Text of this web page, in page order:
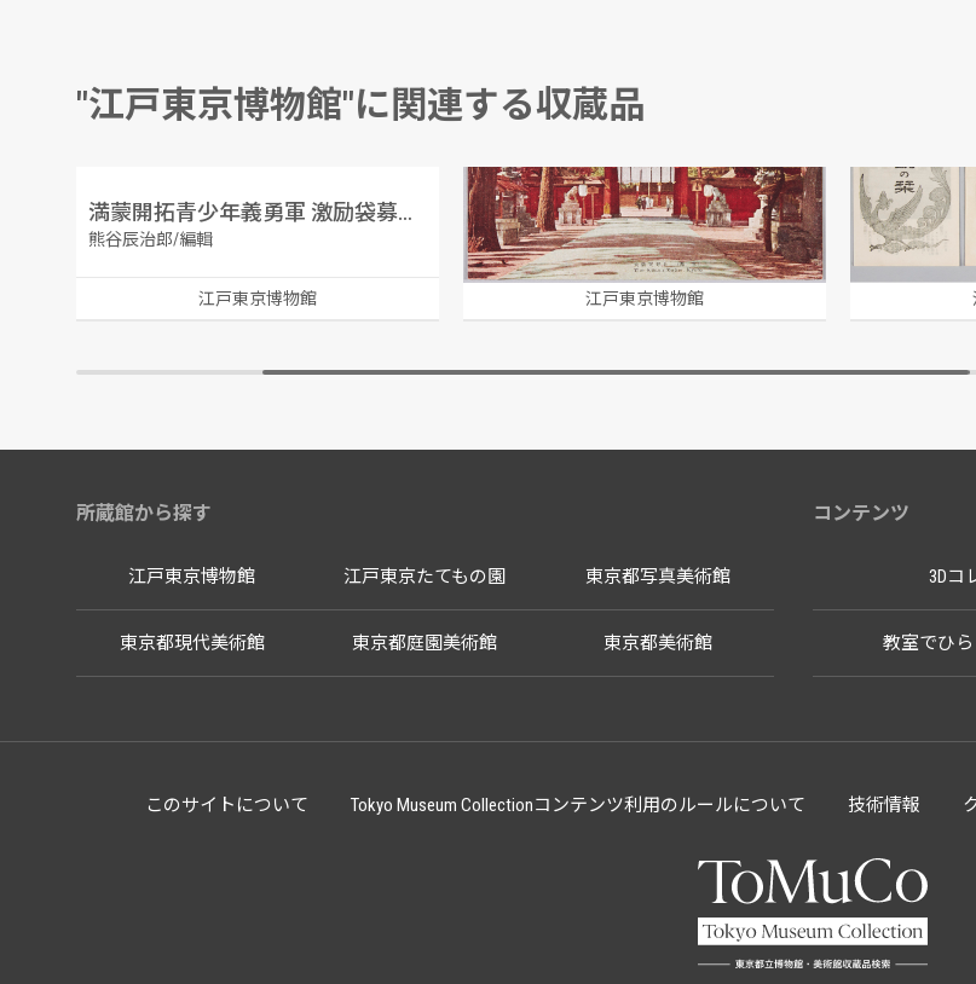
"江戸東京博物館"に関連する収蔵品
満蒙開拓青少年義勇軍 激励袋募集報告書
熊谷辰治郎/編輯
江戸東京博物館
大京都十六景絵葉書
江戸東京博物館
明治神宮
所蔵館から探す
江戸東京博物館 江戸東京たてもの園 東京都写真美術館
東京都現代美術館 東京都庭園美術館 東京都美術館
コンテンツ
3Dコ
教室でひ
このサイトについて Tokyo Museum Collectionコンテンツ利用のルールについて 技術情報